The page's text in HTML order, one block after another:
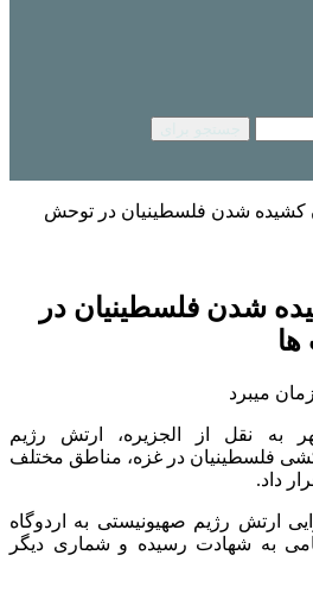
کشیده شدن فلسطینیان در توحش
شدن فلسطینیان در
به نقل از الجزیره، ارتش رژیم
فلسطینیان در غزه، مناطق مختلف
داد.
ارتش رژیم صهیونیستی به اردوگاه
۳ غیرنظامی به شهادت رسیده و شماری دیگر